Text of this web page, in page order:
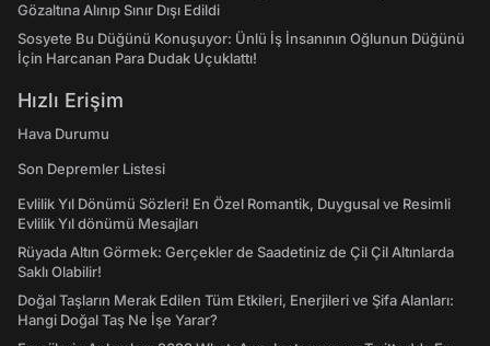
Gözaltına Alınıp Sınır Dışı Edildi
Sosyete Bu Düğünü Konuşuyor: Ünlü İş İnsanının Oğlunun Düğünü
İçin Harcanan Para Dudak Uçuklattı!
Hızlı Erişim
Hava Durumu
Son Depremler Listesi
Evlilik Yıl Dönümü Sözleri! En Özel Romantik, Duygusal ve Resimli
Evlilik Yıl dönümü Mesajları
Rüyada Altın Görmek: Gerçekler de Saadetiniz de Çil Çil Altınlarda
Saklı Olabilir!
Doğal Taşların Merak Edilen Tüm Etkileri, Enerjileri ve Şifa Alanları:
Hangi Doğal Taş Ne İşe Yarar?